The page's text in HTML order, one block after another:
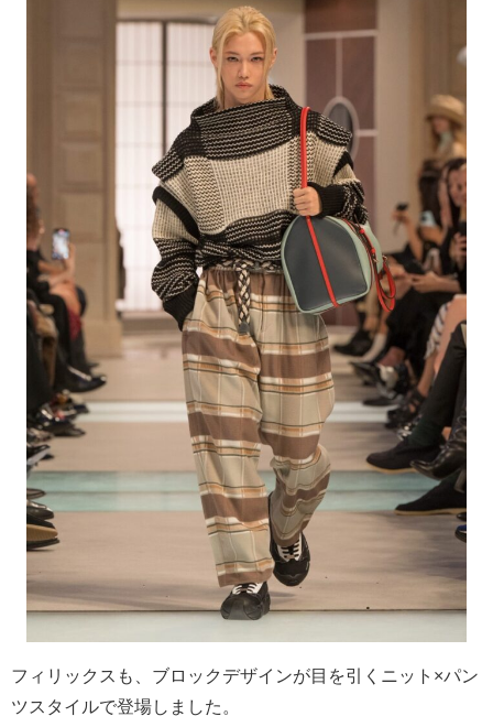
フィリックスも、ブロックデザインが目を引くニット×パン
ツスタイルで登場しました。